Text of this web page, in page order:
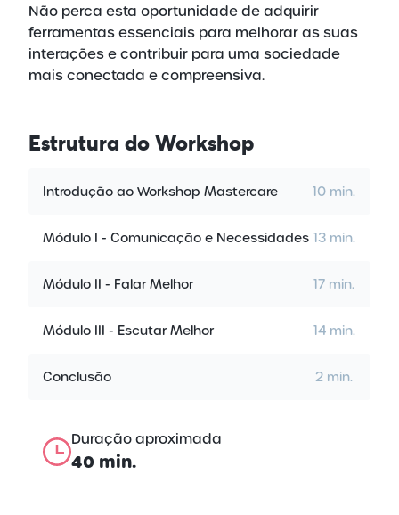
Não perca esta oportunidade de adquirir
ferramentas essenciais para melhorar as suas
interações e contribuir para uma sociedade
mais conectada e compreensiva.
Estrutura do Workshop
Introdução ao Workshop Mastercare 10 min.
Módulo I - Comunicação e Necessidades 13 min.
Módulo II - Falar Melhor 17 min.
Módulo III - Escutar Melhor 14 min.
Conclusão 2 min.
Duração aproximada
40 min.